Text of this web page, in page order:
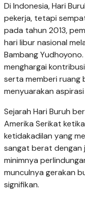
Di Indonesia, Hari
pekerja, tetapi
pada tahun 2013,
hari libur nasional
Bambang
menghargai
serta memberi ruang
menyuarakan
Sejarah Hari Buruh
Amerika Serikat
ketidakadilan yang
sangat berat dengan
minimnya
munculnya gerakan
signifikan.